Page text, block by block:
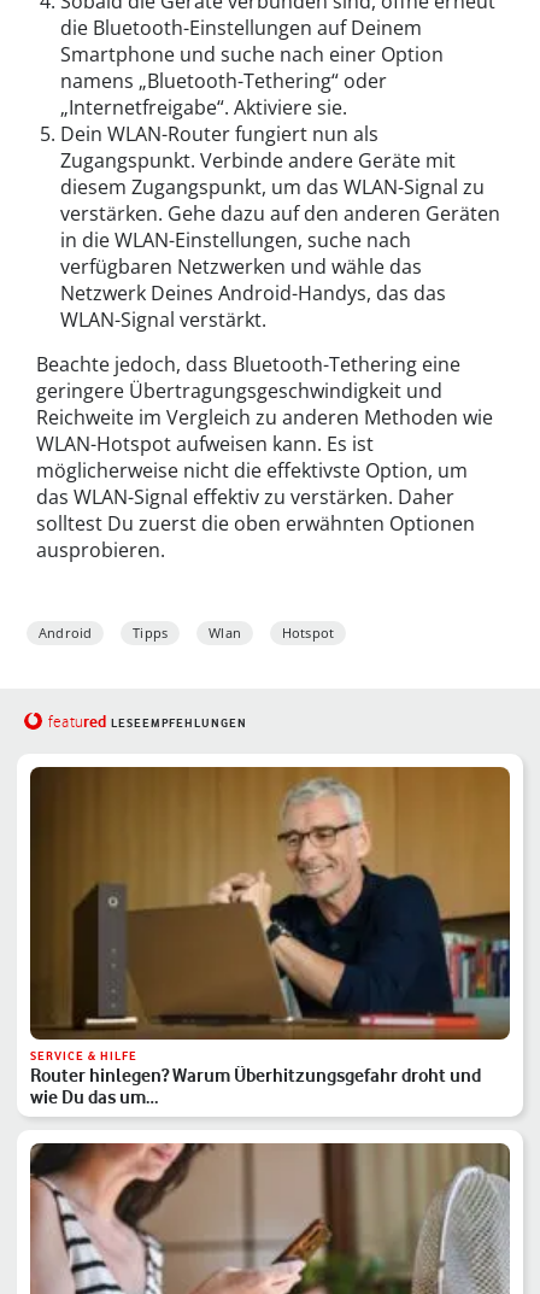
die Bluetooth-Einstellungen auf Deinem
Smartphone und suche nach einer Option
namens „Bluetooth-Tethering“ oder
„Internetfreigabe“. Aktiviere sie.
Dein WLAN-Router fungiert nun als
Zugangspunkt. Verbinde andere Geräte mit
diesem Zugangspunkt, um das WLAN-Signal zu
verstärken. Gehe dazu auf den anderen Geräten
in die WLAN-Einstellungen, suche nach
verfügbaren Netzwerken und wähle das
Netzwerk Deines Android-Handys, das das
WLAN-Signal verstärkt.
Beachte jedoch, dass Bluetooth-Tethering eine
geringere Übertragungsgeschwindigkeit und
Reichweite im Vergleich zu anderen Methoden wie
WLAN-Hotspot aufweisen kann. Es ist
möglicherweise nicht die effektivste Option, um
das WLAN-Signal effektiv zu verstärken. Daher
solltest Du zuerst die oben erwähnten Optionen
ausprobieren.
Android Tipps Wlan Hotspot
featured LESEEMPFEHLUNGEN
SERVICE & HILFE
Router hinlegen? Warum Überhitzungsgefahr droht und
wie Du das um…